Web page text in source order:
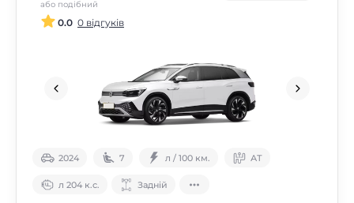
або подібний
0.0 0 відгуків
2024 7 л / 100 км. АТ
л 204 к.с. Задній